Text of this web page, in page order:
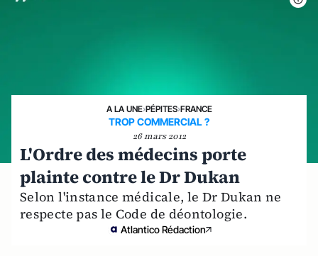
A LA UNE›PÉPITES›FRANCE
TROP COMMERCIAL ?
26 mars 2012
L'Ordre des médecins porte
plainte contre le Dr Dukan
Selon l'instance médicale, le Dr Dukan ne
respecte pas le Code de déontologie.
Atlantico Rédaction